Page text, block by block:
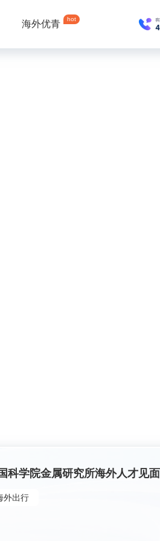
海外优青 hot
科学院金属研究所海外人才见面
外出行